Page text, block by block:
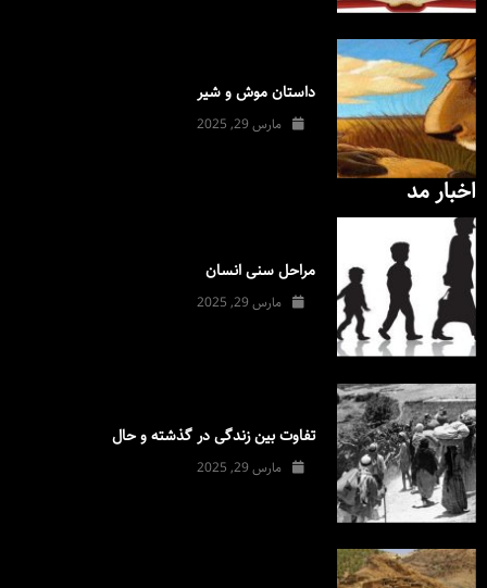
داستان موش و شیر
مارس 29, 2025
اخبار مد
مراحل سنی انسان
مارس 29, 2025
تفاوت بین زندگی در گذشته و حال
مارس 29, 2025